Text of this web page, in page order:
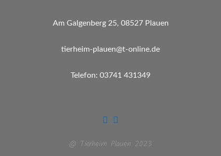
Am Galgenberg 25, 08527 Plauen
tierheim-plauen@t-online.de
Telefon: 03741 431349
@ Tierheim Plauen 2023